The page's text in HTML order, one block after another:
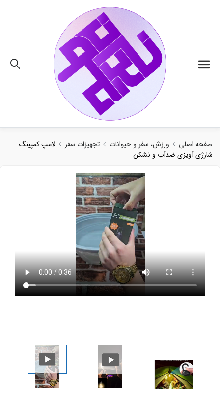
صفحه اصلی ورزش، سفر و حیوانات تجهیزات سفر
لامپ کمپینگ
شارژی آویزی ضدآب و نشکن